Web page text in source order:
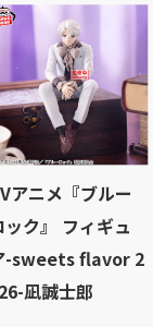
アニメ『ブルー
ック』 フィギュ
-sweets flavor 2
凪誠士郎